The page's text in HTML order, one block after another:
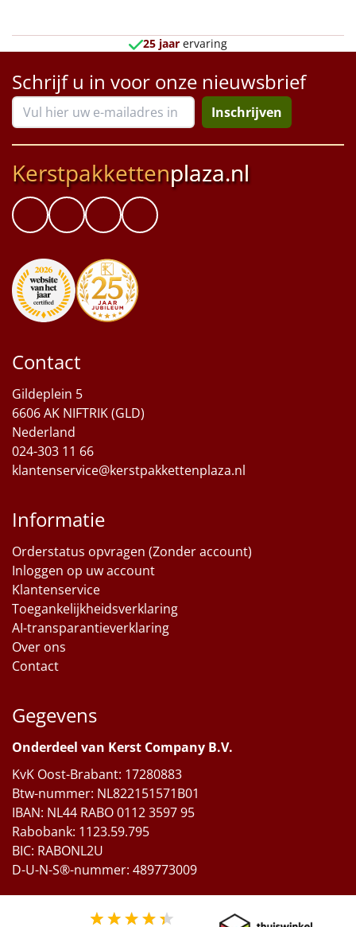
Slowcooker POPULAIR
Noodradio NIEUW
Deken (fleece plaid)
Alle artikelen
Overige
Ideeën
Personeel
Doe het zelf
Sinterklaaspakketten
Particulier
Kerstgeschenken 2026
Relatiegeschenken
Cadeaubon
Per stuk
Alle overige
25 jaar ervaring
Schrijf u in voor onze nieuwsbrief
Inschrijven
Kerstpakkettenplaza.nl
Contact
Gildeplein 5
6606 AK NIFTRIK (GLD)
Nederland
024-303 11 66
klantenservice@kerstpakkettenplaza.nl
Informatie
Orderstatus opvragen (Zonder account)
Inloggen op uw account
Klantenservice
Toegankelijkheidsverklaring
AI-transparantieverklaring
Over ons
Contact
Gegevens
Onderdeel van Kerst Company B.V.
KvK Oost-Brabant: 17280883
Btw-nummer: NL822151571B01
IBAN: NL44 RABO 0112 3597 95
Rabobank: 1123.59.795
BIC: RABONL2U
D-U-N-S®-nummer: 489773009